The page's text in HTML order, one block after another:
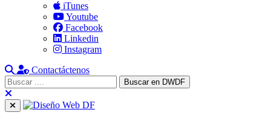
iTunes
Youtube
Facebook
Linkedin
Instagram
Contactáctenos